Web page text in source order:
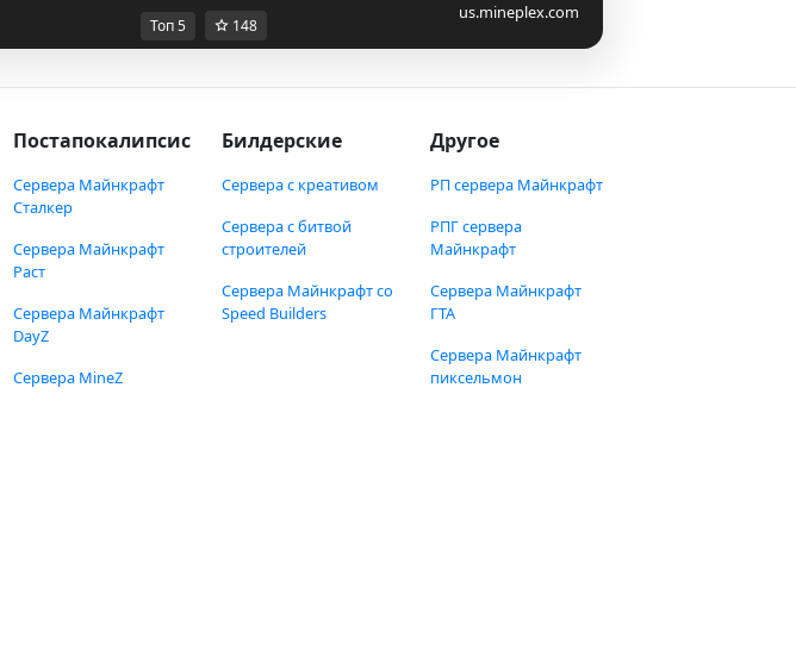
us.mineplex.com
Топ 5 148
Постапокалипсис
Сервера Майнкрафт
Сталкер
Сервера Майнкрафт
Раст
Сервера Майнкрафт
DayZ
Сервера MineZ
Билдерские
Сервера с креативом
Сервера с битвой
строителей
Сервера Майнкрафт со
Speed Builders
Другое
РП сервера Майнкрафт
РПГ сервера
Майнкрафт
Сервера Майнкрафт
ГТА
Сервера Майнкрафт
пиксельмон